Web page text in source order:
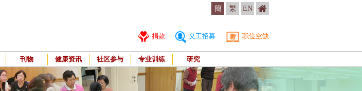
簡 繁 EN
捐款 义工招募 职位空缺
刊物 健康资讯 社区参与 专业训练 研究